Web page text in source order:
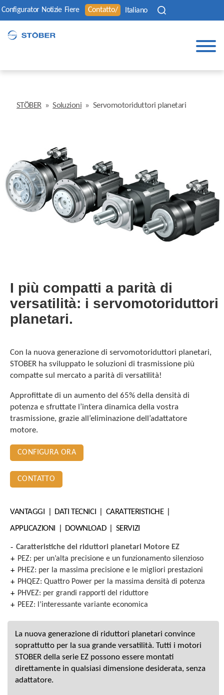
Configurator Notizie Fiere Contatto/ Italiano
STÖBER » Soluzioni » Servomotoriduttori planetari
I più compatti a parità di
versatilità: i servomotoriduttori
planetari.
Con la nuova generazione di servomotoriduttori planetari,
STOBER ha sviluppato le soluzioni di trasmissione più
compatte sul mercato a parità di versatilità!
Approfittate di un aumento del 65% della densità di
potenza e sfruttate l’intera dinamica della vostra
trasmissione, grazie all’eliminazione dell’adattatore
motore.
CONFIGURA ORA
CONTATTO
VANTAGGI DATI TECNICI
CARATTERISTICHE
APPLICAZIONI
DOWNLOAD SERVIZI
Caratteristiche dei riduttori planetari Motore EZ
PEZ: per un’alta precisione e un funzionamento silenzioso
PHEZ: per la massima precisione e le migliori prestazioni
PHQEZ: Quattro Power per la massima densità di potenza
PHVEZ: per grandi rapporti del riduttore
PEEZ: l’interessante variante economica
La nuova generazione di riduttori planetari convince
soprattutto per la sua grande versatilità. Tutti i motori
STOBER della serie EZ possono essere montati
direttamente in qualsiasi dimensione desiderata, senza
adattatore.